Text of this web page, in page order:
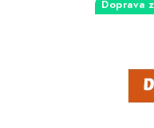
Doprava